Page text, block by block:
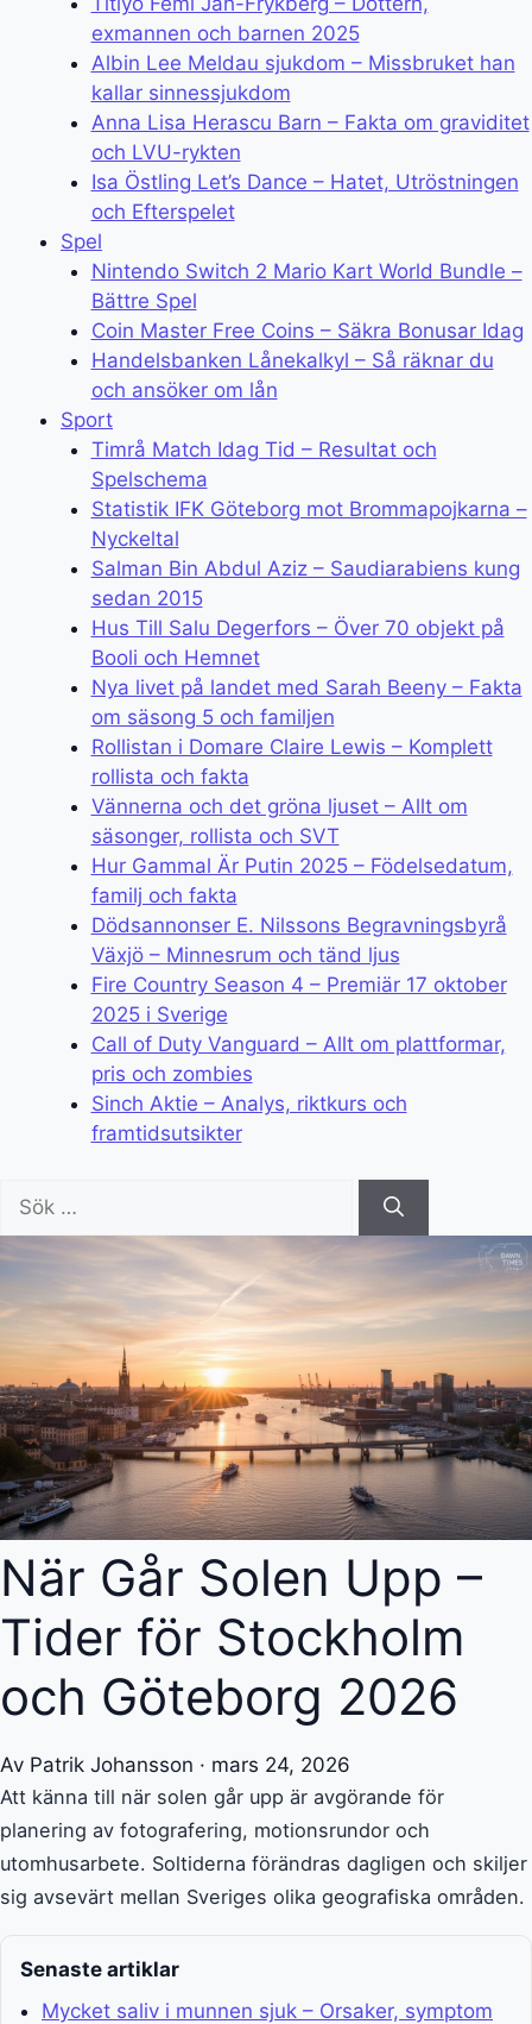
exmannen och barnen 2025
Albin Lee Meldau sjukdom – Missbruket han
kallar sinnessjukdom
Anna Lisa Herascu Barn – Fakta om graviditet
och LVU-rykten
Isa Östling Let’s Dance – Hatet, Utröstningen
och Efterspelet
Spel
Nintendo Switch 2 Mario Kart World Bundle –
Bättre Spel
Coin Master Free Coins – Säkra Bonusar Idag
Handelsbanken Lånekalkyl – Så räknar du
och ansöker om lån
Sport
Timrå Match Idag Tid – Resultat och
Spelschema
Statistik IFK Göteborg mot Brommapojkarna –
Nyckeltal
Salman Bin Abdul Aziz – Saudiarabiens kung
sedan 2015
Hus Till Salu Degerfors – Över 70 objekt på
Booli och Hemnet
Nya livet på landet med Sarah Beeny – Fakta
om säsong 5 och familjen
Rollistan i Domare Claire Lewis – Komplett
rollista och fakta
Vännerna och det gröna ljuset – Allt om
säsonger, rollista och SVT
Hur Gammal Är Putin 2025 – Födelsedatum,
familj och fakta
Dödsannonser E. Nilssons Begravningsbyrå
Växjö – Minnesrum och tänd ljus
Fire Country Season 4 – Premiär 17 oktober
2025 i Sverige
Call of Duty Vanguard – Allt om plattformar,
pris och zombies
Sinch Aktie – Analys, riktkurs och
framtidsutsikter
efter:
När Går Solen Upp –
Tider för Stockholm
och Göteborg 2026
Av Patrik Johansson · mars 24, 2026
Att känna till när solen går upp är avgörande för
planering av fotografering, motionsrundor och
utomhusarbete. Soltiderna förändras dagligen och skiljer
sig avsevärt mellan Sveriges olika geografiska områden.
Senaste artiklar
Mycket saliv i munnen sjuk – Orsaker, symptom